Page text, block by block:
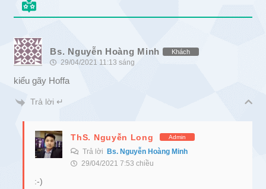
Bs. Nguyễn Hoàng Minh Khách
29/04/2021 11:13 sáng
kiểu gãy Hoffa
Trả lời ↵
ThS. Nguyễn Long Admin
Trả lờiBs. Nguyễn Hoàng Minh
29/04/2021 7:53 chiều
:-)